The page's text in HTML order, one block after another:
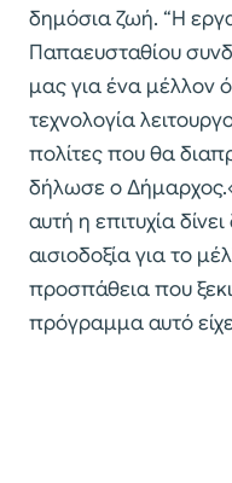
δημόσια ζωή. “Η
Παπαευσταθίου
μας για ένα μέλλον
τεχνολογία
πολίτες που θα
δήλωσε ο
αυτή η επιτυχία
αισιοδοξία για το
προσπάθεια που
πρόγραμμα αυτό